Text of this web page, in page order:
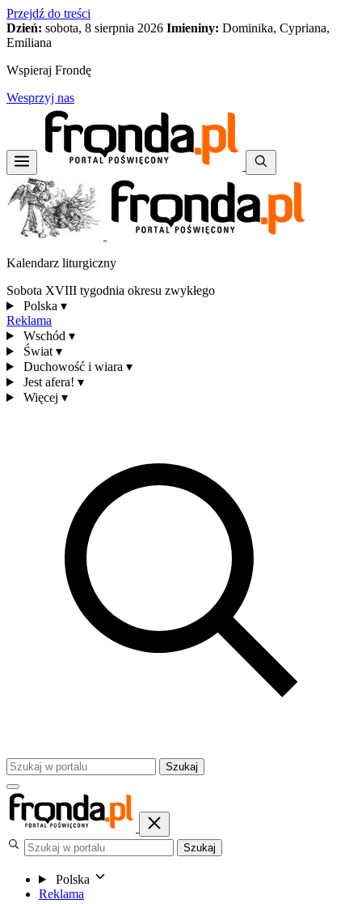
Przejdź do treści
Dzień: sobota, 8 sierpnia 2026 Imieniny: Dominika, Cypriana,
Emiliana
Wspieraj Frondę
Wesprzyj nas
Kalendarz liturgiczny
Sobota XVIII tygodnia okresu zwykłego
Polska ▾
Reklama
Wschód ▾
Świat ▾
Duchowość i wiara ▾
Jest afera! ▾
Więcej ▾
Szukaj
Szukaj
Polska
Reklama